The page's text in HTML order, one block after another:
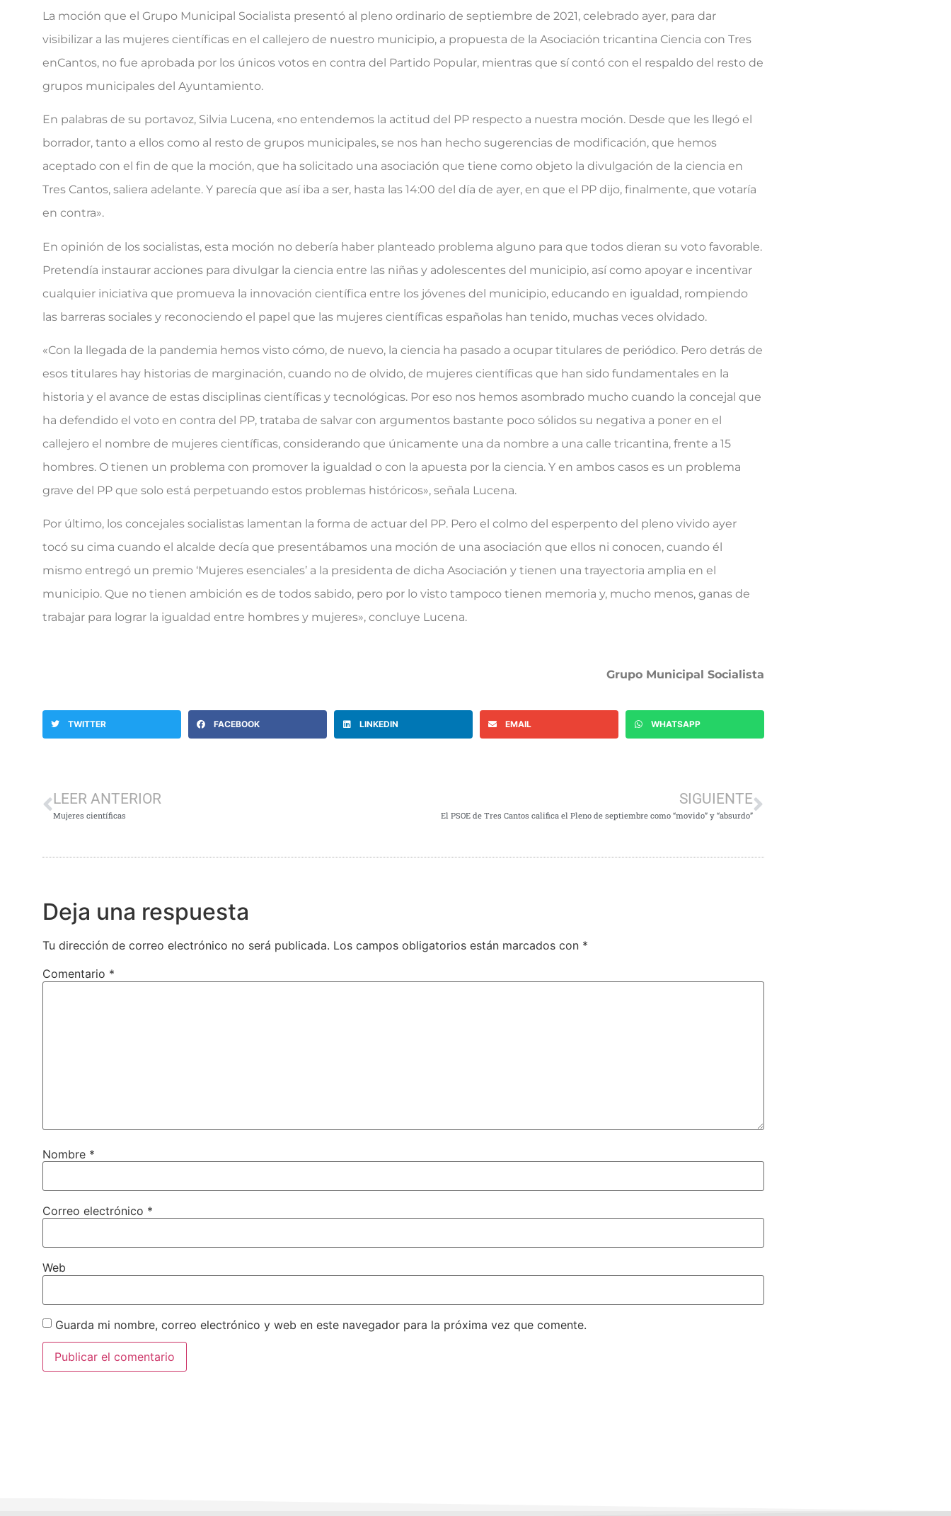
La moción que el Grupo Municipal Socialista presentó al pleno ordinario de septiembre de 2021, celebrado ayer, para dar
visibilizar a las mujeres científicas en el callejero de nuestro municipio, a propuesta de la Asociación tricantina Ciencia con Tres
enCantos, no fue aprobada por los únicos votos en contra del Partido Popular, mientras que sí contó con el respaldo del resto de
grupos municipales del Ayuntamiento.
En palabras de su portavoz, Silvia Lucena, «no entendemos la actitud del PP respecto a nuestra moción. Desde que les llegó el
borrador, tanto a ellos como al resto de grupos municipales, se nos han hecho sugerencias de modificación, que hemos
aceptado con el fin de que la moción, que ha solicitado una asociación que tiene como objeto la divulgación de la ciencia en
Tres Cantos, saliera adelante. Y parecía que así iba a ser, hasta las 14:00 del día de ayer, en que el PP dijo, finalmente, que votaría
en contra».
En opinión de los socialistas, esta moción no debería haber planteado problema alguno para que todos dieran su voto favorable.
Pretendía instaurar acciones para divulgar la ciencia entre las niñas y adolescentes del municipio, así como apoyar e incentivar
cualquier iniciativa que promueva la innovación científica entre los jóvenes del municipio, educando en igualdad, rompiendo
las barreras sociales y reconociendo el papel que las mujeres científicas españolas han tenido, muchas veces olvidado.
«Con la llegada de la pandemia hemos visto cómo, de nuevo, la ciencia ha pasado a ocupar titulares de periódico. Pero detrás de
esos titulares hay historias de marginación, cuando no de olvido, de mujeres científicas que han sido fundamentales en la
historia y el avance de estas disciplinas científicas y tecnológicas. Por eso nos hemos asombrado mucho cuando la concejal que
ha defendido el voto en contra del PP, trataba de salvar con argumentos bastante poco sólidos su negativa a poner en el
callejero el nombre de mujeres científicas, considerando que únicamente una da nombre a una calle tricantina, frente a 15
hombres. O tienen un problema con promover la igualdad o con la apuesta por la ciencia. Y en ambos casos es un problema
grave del PP que solo está perpetuando estos problemas históricos», señala Lucena.
Por último, los concejales socialistas lamentan la forma de actuar del PP. Pero el colmo del esperpento del pleno vivido ayer
tocó su cima cuando el alcalde decía que presentábamos una moción de una asociación que ellos ni conocen, cuando él
mismo entregó un premio ‘Mujeres esenciales’ a la presidenta de dicha Asociación y tienen una trayectoria amplia en el
municipio. Que no tienen ambición es de todos sabido, pero por lo visto tampoco tienen memoria y, mucho menos, ganas de
trabajar para lograr la igualdad entre hombres y mujeres», concluye Lucena.
Grupo Municipal Socialista
TWITTER FACEBOOK LINKEDIN EMAIL WHATSAPP
LEER ANTERIOR
Mujeres científicas
SIGUIENTE
El PSOE de Tres Cantos califica el Pleno de septiembre como “movido” y “absurdo”
Deja una respuesta
Tu dirección de correo electrónico no será publicada. Los campos obligatorios están marcados con *
Comentario *
Nombre *
Correo electrónico *
Web
Guarda mi nombre, correo electrónico y web en este navegador para la próxima vez que comente.